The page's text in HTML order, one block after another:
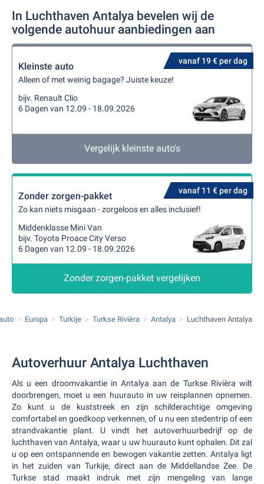
In Luchthaven Antalya bevelen wij de
volgende autohuur aanbiedingen aan
vanaf 19 € per dag
Kleinste auto
Alleen of met weinig bagage? Juiste keuze!
bijv. Renault Clio
6 Dagen van 12.09 - 18.09.2026
Vergelijk kleinste auto's
vanaf 11 € per dag
Zonder zorgen-pakket
Zo kan niets misgaan - zorgeloos en alles inclusief!
Middenklasse Mini Van
bijv. Toyota Proace City Verso
6 Dagen van 12.09 - 18.09.2026
Zonder zorgen-pakket vergelijken
Europa Turkije Turkse Rivièra Antalya Luchthaven Antalya
Autoverhuur Antalya Luchthaven
Als u een droomvakantie in Antalya aan de Turkse Rivièra wilt
doorbrengen, moet u een huurauto in uw reisplannen opnemen.
Zo kunt u de kuststreek en zijn schilderachtige omgeving
comfortabel en goedkoop verkennen, of u nu een stedentrip of een
strandvakantie plant. U vindt het autoverhuurbedrijf op de
luchthaven van Antalya, waar u uw huurauto kunt ophalen. Dit zal
u op een ontspannende en bewogen vakantie zetten. Antalya ligt
in het zuiden van Turkije, direct aan de Middellandse Zee. De
Turkse stad maakt indruk met zijn mengeling van lange